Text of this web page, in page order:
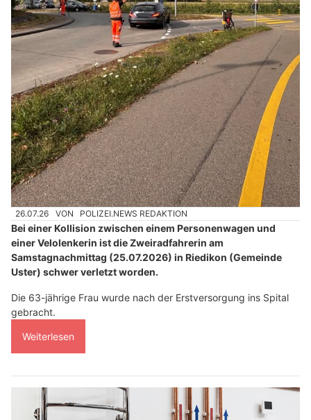
26.07.26 VON POLIZEI.NEWS REDAKTION
Bei einer Kollision zwischen einem Personenwagen und
einer Velolenkerin ist die Zweiradfahrerin am
Samstagnachmittag (25.07.2026) in Riedikon (Gemeinde
Uster) schwer verletzt worden.
Die 63-jährige Frau wurde nach der Erstversorgung ins Spital
gebracht.
Weiterlesen